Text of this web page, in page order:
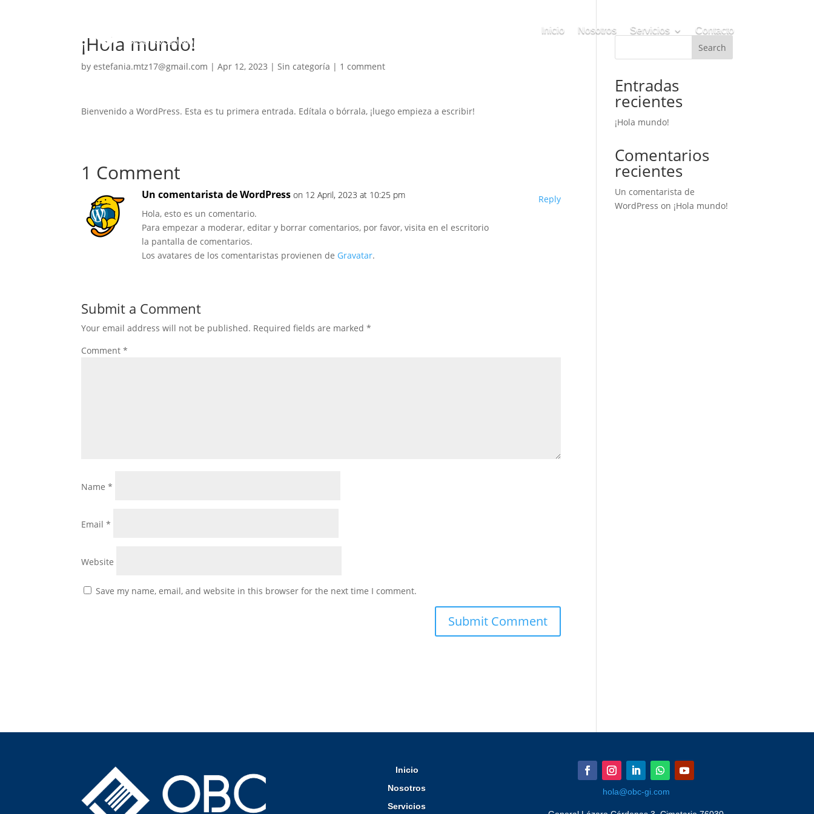
Inicio Nosotros Servicios Contacto
¡Hola mundo!
byestefania.mtz17@gmail.com |Apr 12, 2023 |Sin categoría | 1 comment
Bienvenido a WordPress. Esta es tu primera entrada. Edítala o bórrala, ¡luego empieza a escribir!
1 Comment
Un comentarista de WordPress on 12 April, 2023 at 10:25 pm
Hola, esto es un comentario.
Para empezar a moderar, editar y borrar comentarios, por favor, visita en el escritorio
la pantalla de comentarios.
Los avatares de los comentaristas provienen de Gravatar.
Reply
Submit a Comment
Your email address will not be published. Required fields are marked*
Comment*
Name*
Email*
Website
Save my name, email, and website in this browser for the next time I comment.
Search
Entradas
recientes
¡Hola mundo!
Comentarios
recientes
Un comentarista de
WordPress on ¡Hola mundo!
Inicio
Nosotros
Servicios
hola@obc-gi.com